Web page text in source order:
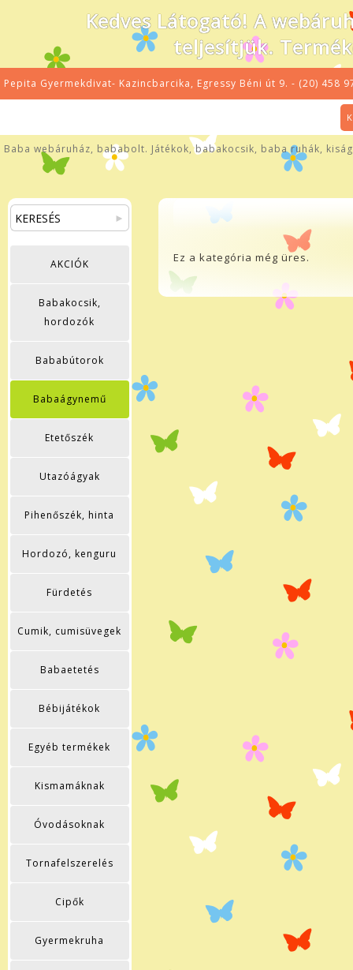
Kedves Látogató! A
teljesítjük.
Pepita Gyermekdivat- Kazincbarcika, Egressy Béni út 9. - (20) 458
Baba webáruház, bababolt. Játékok, babakocsik, baba ruhák,
AKCIÓK
Babakocsik,
hordozók
Bababútorok
Babaágynemű
Etetőszék
Utazóágyak
Pihenőszék, hinta
Hordozó, kenguru
Fürdetés
Cumik, cumisüvegek
Babaetetés
Bébijátékok
Egyéb termékek
Kismamáknak
Óvodásoknak
Tornafelszerelés
Cipők
Gyermekruha
Ez a kategória még üres.